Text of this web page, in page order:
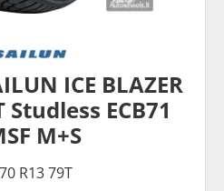
ICE BLAZER
Studless ECB71
M+S
R13 79T